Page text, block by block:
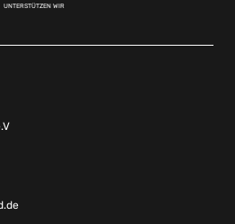
UNTERSTÜTZEN WIR